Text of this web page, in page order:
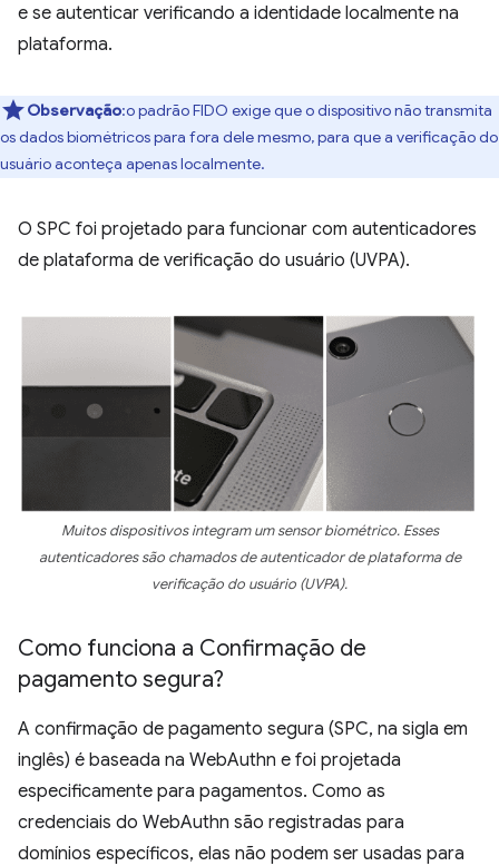
e se autenticar verificando a identidade localmente na
plataforma.
Observação:o padrão FIDO exige que o dispositivo não transmita
os dados biométricos para fora dele mesmo, para que a verificação do
usuário aconteça apenas localmente.
O SPC foi projetado para funcionar com autenticadores
de plataforma de verificação do usuário (UVPA).
Muitos dispositivos integram um sensor biométrico. Esses
autenticadores são chamados de autenticador de plataforma de
verificação do usuário (UVPA).
Como funciona a Confirmação de
pagamento segura?
A confirmação de pagamento segura (SPC, na sigla em
inglês) é baseada na WebAuthn e foi projetada
especificamente para pagamentos. Como as
credenciais do WebAuthn são registradas para
domínios específicos, elas não podem ser usadas para